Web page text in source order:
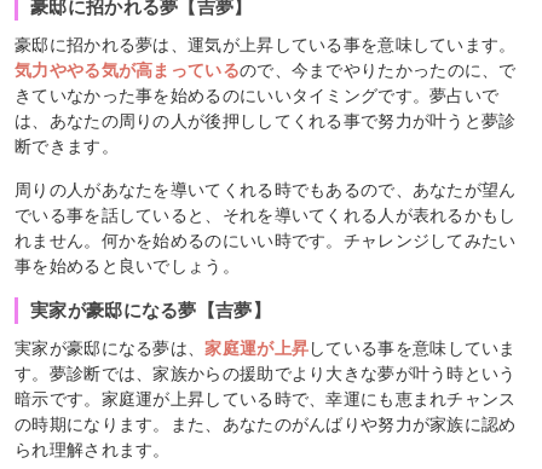
豪邸に招かれる夢【吉夢】
豪邸に招かれる夢は、運気が上昇している事を意味しています。
気力ややる気が高まっているので、今までやりたかったのに、で
きていなかった事を始めるのにいいタイミングです。夢占いで
は、あなたの周りの人が後押ししてくれる事で努力が叶うと夢診
断できます。
周りの人があなたを導いてくれる時でもあるので、あなたが望ん
でいる事を話していると、それを導いてくれる人が表れるかもし
れません。何かを始めるのにいい時です。チャレンジしてみたい
事を始めると良いでしょう。
実家が豪邸になる夢【吉夢】
実家が豪邸になる夢は、家庭運が上昇している事を意味していま
す。夢診断では、家族からの援助でより大きな夢が叶う時という
暗示です。家庭運が上昇している時で、幸運にも恵まれチャンス
の時期になります。また、あなたのがんばりや努力が家族に認め
られ理解されます。